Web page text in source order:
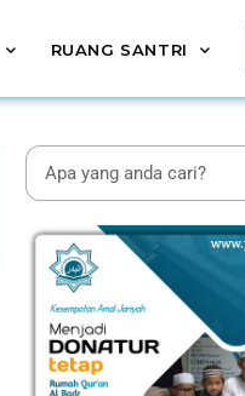
RUANG SANTRI